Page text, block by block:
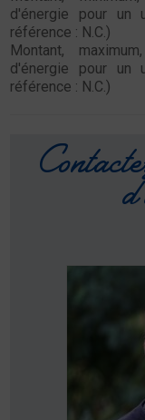
d'énergie pour un
référence : N.C.)
Montant,
d'énergie pour un
référence : N.C.)